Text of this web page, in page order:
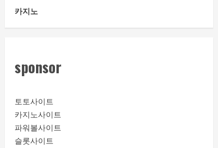
카지노
sponsor
토토사이트
카지노사이트
파워볼사이트
슬롯사이트